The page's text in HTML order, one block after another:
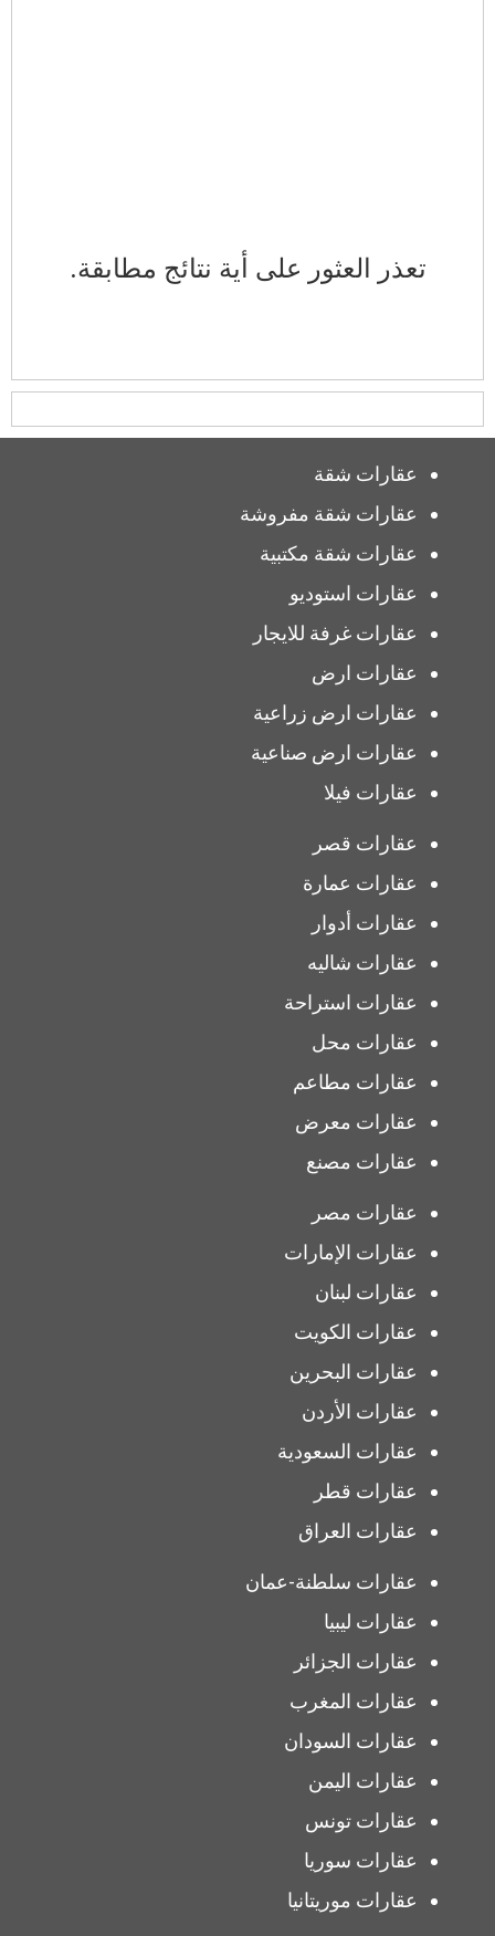
تعذر العثور على أية نتائج مطابقة.
عقارات شقة
عقارات شقة مفروشة
عقارات شقة مكتبية
عقارات استوديو
عقارات غرفة للايجار
عقارات ارض
عقارات ارض زراعية
عقارات ارض صناعية
عقارات فيلا
عقارات قصر
عقارات عمارة
عقارات أدوار
عقارات شاليه
عقارات استراحة
عقارات محل
عقارات مطاعم
عقارات معرض
عقارات مصنع
عقارات مصر
عقارات الإمارات
عقارات لبنان
عقارات الكويت
عقارات البحرين
عقارات الأردن
عقارات السعودية
عقارات قطر
عقارات العراق
عقارات سلطنة-عمان
عقارات ليبيا
عقارات الجزائر
عقارات المغرب
عقارات السودان
عقارات اليمن
عقارات تونس
عقارات سوريا
عقارات موريتانيا